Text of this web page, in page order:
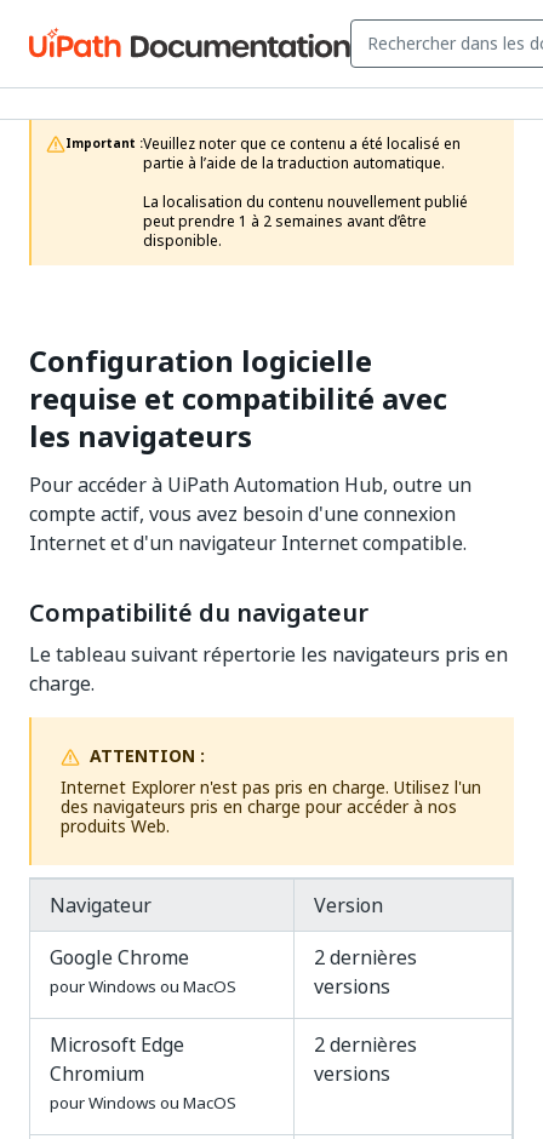
Important :Veuillez noter que ce contenu a été localisé en
partie à l’aide de la traduction automatique.
La localisation du contenu nouvellement publié
peut prendre 1 à 2 semaines avant d’être
disponible.
Configuration logicielle
requise et compatibilité avec
les navigateurs
Pour accéder à UiPath Automation Hub, outre un
compte actif, vous avez besoin d'une connexion
Internet et d'un navigateur Internet compatible.
Compatibilité du navigateur
Le tableau suivant répertorie les navigateurs pris en
charge.
ATTENTION :
Internet Explorer n'est pas pris en charge. Utilisez l'un
des navigateurs pris en charge pour accéder à nos
produits Web.
Navigateur
Version
Google Chrome
pour Windows ou MacOS
2 dernières
versions
Microsoft Edge
Chromium
pour Windows ou MacOS
2 dernières
versions